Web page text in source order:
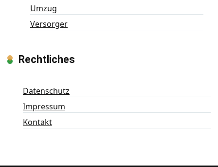
Umzug
Versorger
Rechtliches
Datenschutz
Impressum
Kontakt